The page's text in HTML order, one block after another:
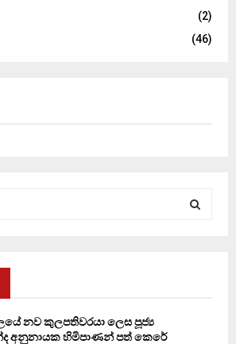
(2)
(46)
නව කුලපතිවරයා ලෙස පූජ්‍ය
අනුනායක හිමිපාණන් පත් කෙරේ